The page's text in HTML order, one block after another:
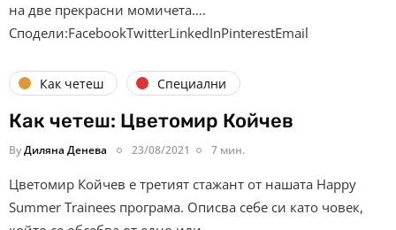
на две прекрасни момичета….
Сподели:FacebookTwitterLinkedInPinterestEmail
Как четеш Специални
Как четеш: Цветомир Койчев
ByДиляна Денева 23/08/2021 7 мин.
Цветомир Койчев е третият стажант от нашата Happy
Summer Trainees програма. Описва себе си като човек,